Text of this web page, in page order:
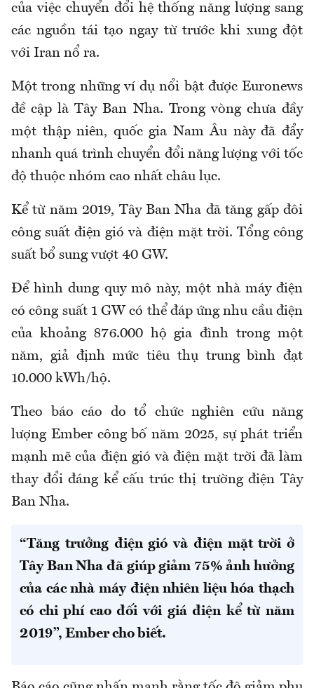
của việc chuyển đổi hệ thống năng lượng sang
các nguồn tái tạo ngay từ trước khi xung đột
với Iran nổ ra.
Một trong những ví dụ nổi bật được Euronews
đề cập là Tây Ban Nha. Trong vòng chưa đầy
một thập niên, quốc gia Nam Âu này đã đẩy
nhanh quá trình chuyển đổi năng lượng với tốc
độ thuộc nhóm cao nhất châu lục.
Kể từ năm 2019, Tây Ban Nha đã tăng gấp đôi
công suất điện gió và điện mặt trời. Tổng công
suất bổ sung vượt 40 GW.
Để hình dung quy mô này, một nhà máy điện
có công suất 1 GW có thể đáp ứng nhu cầu điện
của khoảng 876.000 hộ gia đình trong một
năm, giả định mức tiêu thụ trung bình đạt
10.000 kWh/hộ.
Theo báo cáo do tổ chức nghiên cứu năng
lượng Ember công bố năm 2025, sự phát triển
mạnh mẽ của điện gió và điện mặt trời đã làm
thay đổi đáng kể cấu trúc thị trường điện Tây
Ban Nha.
“Tăng trưởng điện gió và điện mặt trời ở
Tây Ban Nha đã giúp giảm 75% ảnh hưởng
của các nhà máy điện nhiên liệu hóa thạch
có chi phí cao đối với giá điện kể từ năm
2019”, Ember cho biết.